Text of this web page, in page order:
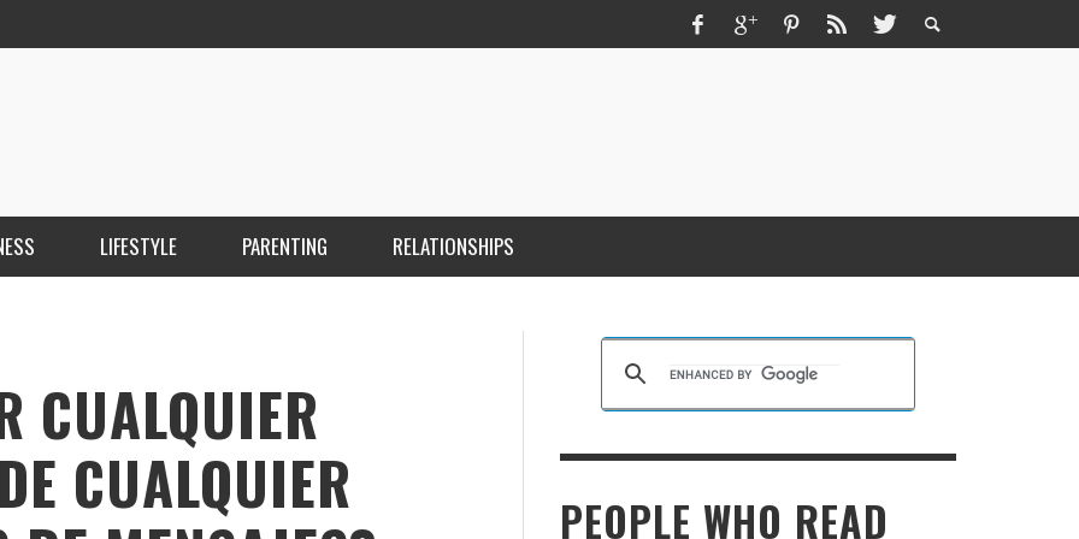
LIFESTYLE
KRISTEN R SMITH , MARCH 14, 2026
PARENTING RELATIONSHIPS
CUALQUIER
CUALQUIER
PEOPLE WHO READ